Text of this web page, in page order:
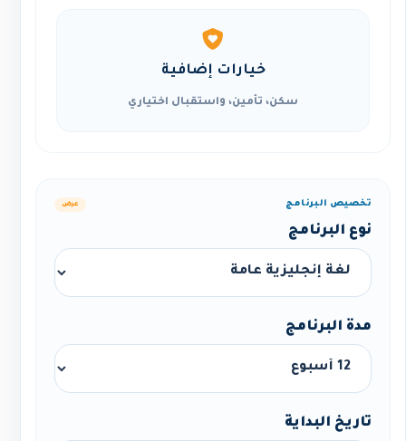
خيارات إضافية
سكن، تأمين، واستقبال اختياري
تخصيص البرنامج عرض
نوع البرنامج
مدة البرنامج
تاريخ البداية